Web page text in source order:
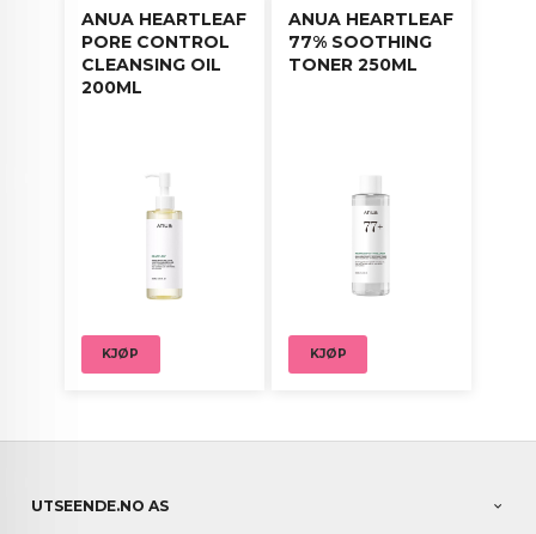
ANUA HEARTLEAF
PORE CONTROL
CLEANSING OIL
200ML
KJØP
ANUA HEARTLEAF
77% SOOTHING
TONER 250ML
KJØP
UTSEENDE.NO AS